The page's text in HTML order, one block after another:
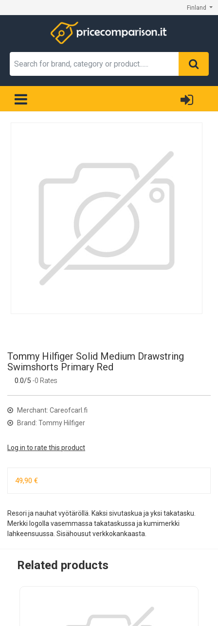
Finland
Tommy Hilfiger Solid Medium Drawstring
Swimshorts Primary Red
0.0/5 -0 Rates
Merchant: Careofcarl.fi
Brand: Tommy Hilfiger
Log in to rate this product
49,90 €
Resori ja nauhat vyötäröllä. Kaksi sivutaskua ja yksi takatasku.
Merkki logolla vasemmassa takataskussa ja kumimerkki
lahkeensuussa. Sisähousut verkkokankaasta.
Related products